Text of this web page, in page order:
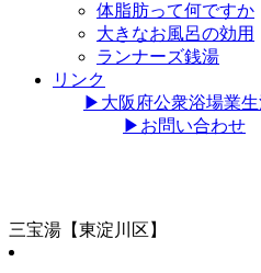
体脂肪って何ですか
大きなお風呂の効用
ランナーズ銭湯
リンク
▶︎大阪府公衆浴場業
▶︎お問い合わせ
三宝湯【東淀川区】